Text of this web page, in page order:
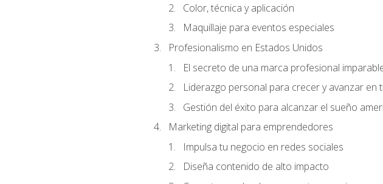
Color, técnica y aplicación
Maquillaje para eventos especiales
Profesionalismo en Estados Unidos
El secreto de una marca profesional
Liderazgo personal para crecer y avanzar en
Gestión del éxito para alcanzar el sueño
Marketing digital para emprendedores
Impulsa tu negocio en redes sociales
Diseña contenido de alto impacto